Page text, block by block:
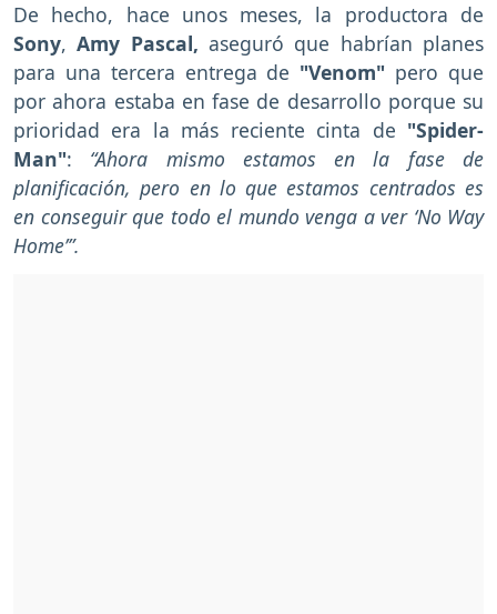
De hecho, hace unos meses, la productora de
Sony, Amy Pascal, aseguró que habrían planes
para una tercera entrega de "Venom" pero que
por ahora estaba en fase de desarrollo porque su
prioridad era la más reciente cinta de "Spider-
Man": “Ahora mismo estamos en la fase de
planificación, pero en lo que estamos centrados es
en conseguir que todo el mundo venga a ver ‘No Way
Home’”.